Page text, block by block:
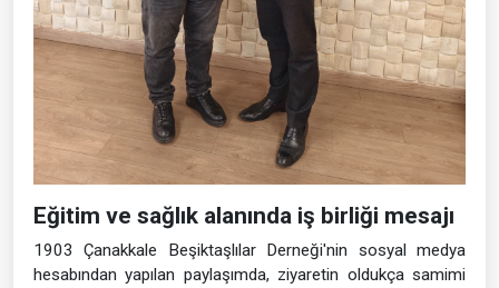
Eğitim ve sağlık alanında iş birliği mesajı
1903 Çanakkale Beşiktaşlılar Derneği'nin sosyal medya
hesabından yapılan paylaşımda, ziyaretin oldukça samimi